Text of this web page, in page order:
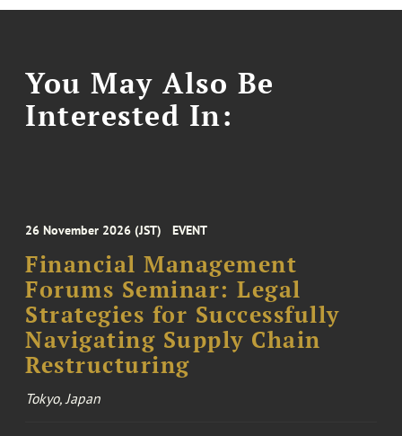
You May Also Be
Interested In:
26 November 2026 (JST) EVENT
Financial Management
Forums Seminar: Legal
Strategies for Successfully
Navigating Supply Chain
Restructuring
Tokyo, Japan